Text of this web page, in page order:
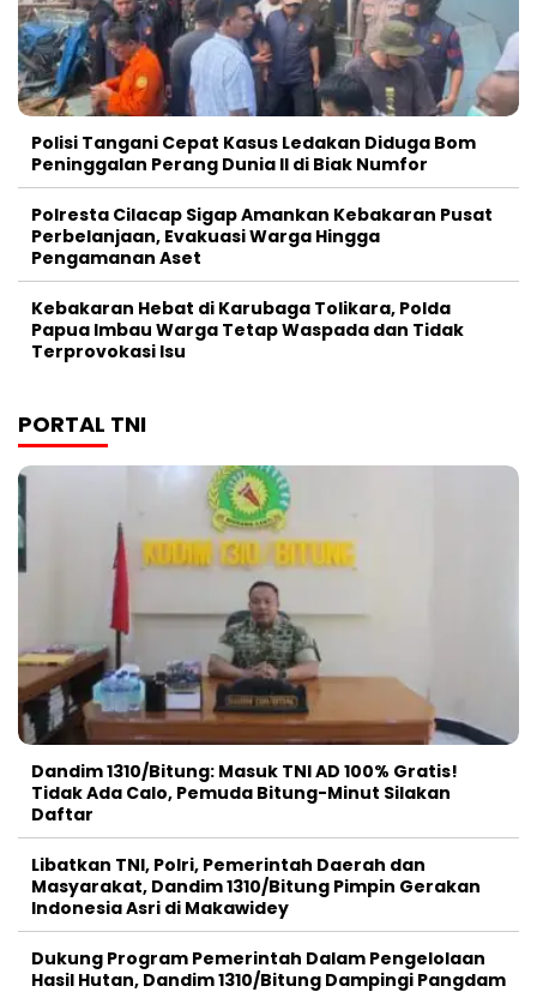
Polisi Tangani Cepat Kasus Ledakan Diduga Bom
Peninggalan Perang Dunia II di Biak Numfor
Polresta Cilacap Sigap Amankan Kebakaran Pusat
Perbelanjaan, Evakuasi Warga Hingga
Pengamanan Aset
Kebakaran Hebat di Karubaga Tolikara, Polda
Papua Imbau Warga Tetap Waspada dan Tidak
Terprovokasi Isu
PORTAL TNI
Dandim 1310/Bitung: Masuk TNI AD 100% Gratis!
Tidak Ada Calo, Pemuda Bitung-Minut Silakan
Daftar
Libatkan TNI, Polri, Pemerintah Daerah dan
Masyarakat, Dandim 1310/Bitung Pimpin Gerakan
Indonesia Asri di Makawidey
Dukung Program Pemerintah Dalam Pengelolaan
Hasil Hutan, Dandim 1310/Bitung Dampingi Pangdam